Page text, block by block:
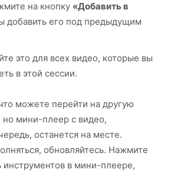
на кнопку «Добавить в
добавить его под предыдущим
это для всех видео, которые вы
в этой сессии.
можете перейти на другую
но мини-плеер с видео,
останется на месте.
обновляйтесь. Нажмите
в мини-плеере,